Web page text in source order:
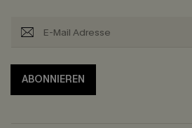
ABONNIEREN